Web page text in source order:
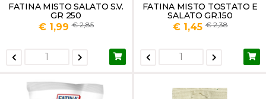
FATINA MISTO SALATO S.V.
GR 250
€ 1,99 2,85
FATINA MISTO TOSTATO E
SALATO GR.150
€ 1,45 2,38